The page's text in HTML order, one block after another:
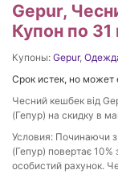
Gepur,
Купон по
Купоны: Gepur,
Срок истек, но может
Чесний кешбек від
(Гепур) на скидку в
Условия: Починаючи
(Гепур) повертає 10%
особистий рахунок.